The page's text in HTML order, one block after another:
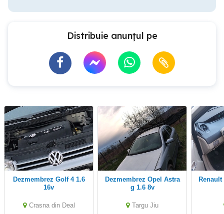
Distribuie anunțul pe
Dezmembrez Golf 4 1.6
16v
Crasna din Deal
Dezmembrez Opel Astra
g 1.6 8v
Targu Jiu